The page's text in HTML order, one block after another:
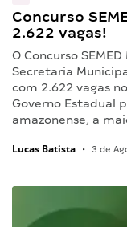
Concurso
2.622 vagas!
O Concurso
Secretaria
com 2.622 vagas
Governo Estadual
amazonense, a
Lucas Batista • 3 de